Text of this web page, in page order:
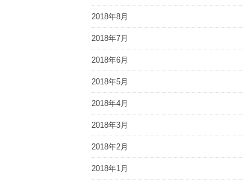
2018年8月
2018年7月
2018年6月
2018年5月
2018年4月
2018年3月
2018年2月
2018年1月